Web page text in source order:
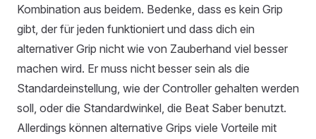
Kombination aus beidem. Bedenke, dass es kein Grip
gibt, der für jeden funktioniert und dass dich ein
alternativer Grip nicht wie von Zauberhand viel besser
machen wird. Er muss nicht besser sein als die
Standardeinstellung, wie der Controller gehalten werden
soll, oder die Standardwinkel, die Beat Saber benutzt.
Allerdings können alternative Grips viele Vorteile mit